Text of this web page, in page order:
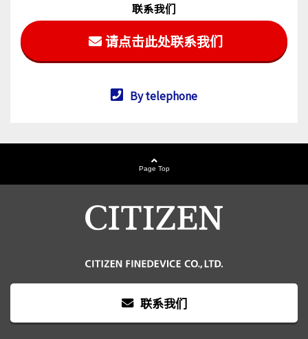
联系我们
请点击此处联系我们
By telephone
Page Top
联系我们